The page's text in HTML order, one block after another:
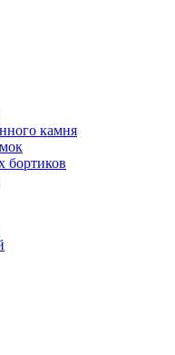
камня
бортиков